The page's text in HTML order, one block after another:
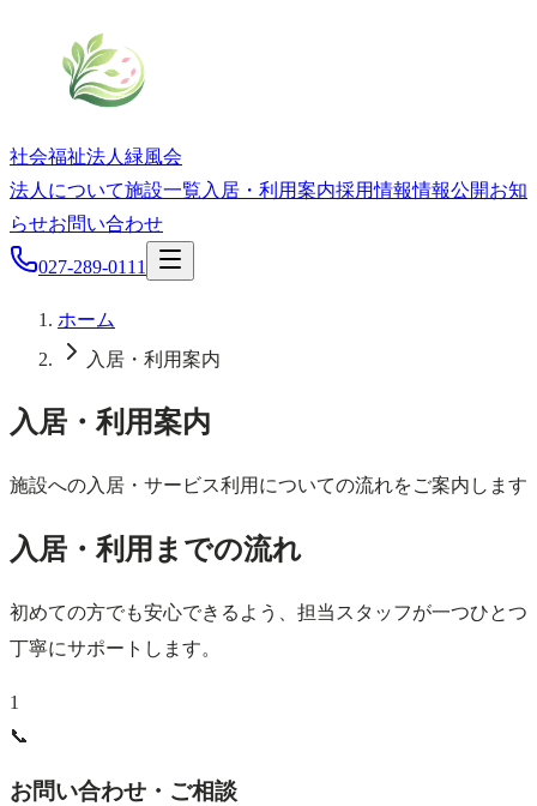
社会福祉法人 緑風会
法人について施設一覧 入居・利用案内採用情報情報公開お知
らせお問い合わせ
027-289-0111
ホーム
入居・利用案内
入居・利用案内
施設への入居・サービス利用についての流れをご案内します
入居・利用までの流れ
初めての方でも安心できるよう、担当スタッフが一つひとつ
丁寧にサポートします。
1
📞
お問い合わせ・ご相談